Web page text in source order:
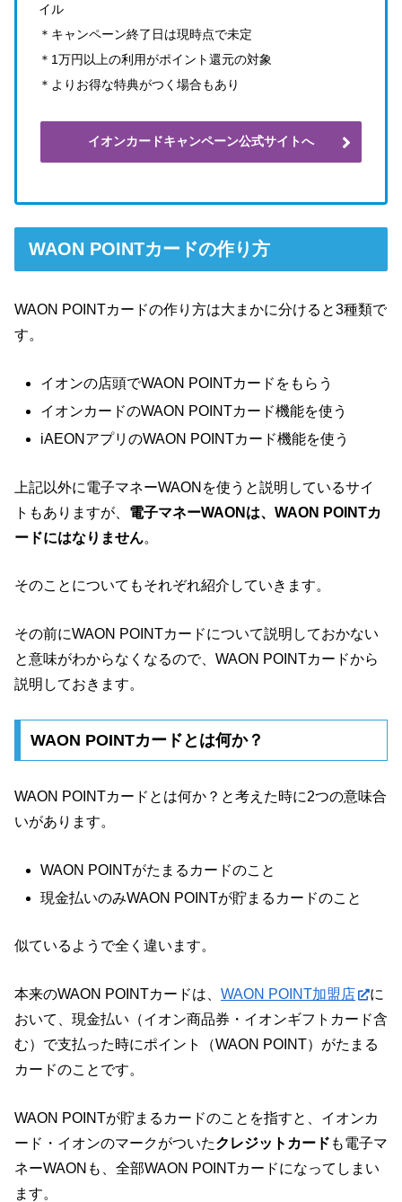
イル
＊キャンペーン終了日は現時点で未定
＊1万円以上の利用がポイント還元の対象
＊よりお得な特典がつく場合もあり
イオンカードキャンペーン公式サイトへ
WAON POINTカードの作り方
WAON POINTカードの作り方は大まかに分けると3種類で
す。
イオンの店頭でWAON POINTカードをもらう
イオンカードのWAON POINTカード機能を使う
iAEONアプリのWAON POINTカード機能を使う
上記以外に電子マネーWAONを使うと説明しているサイ
トもありますが、 電子マネーWAONは、WAON POINTカ
ードにはなりません。
そのことについてもそれぞれ紹介していきます。
その前にWAON POINTカードについて説明しておかない
と意味がわからなくなるので、WAON POINTカードから
説明しておきます。
WAON POINTカードとは何か？
WAON POINTカードとは何か？と考えた時に2つの意味合
いがあります。
WAON POINTがたまるカードのこと
現金払いのみWAON POINTが貯まるカードのこと
似ているようで全く違います。
本来のWAON POINTカードは、 WAON POINT加盟店
に
おいて、現金払い（イオン商品券・イオンギフトカード含
む）で支払った時にポイント（WAON POINT）がたまる
カードのことです。
WAON POINTが貯まるカードのことを指すと、イオンカ
ード・イオンのマークがついたクレジットカード も電子マ
ネーWAONも、全部WAON POINTカードになってしまい
ます。